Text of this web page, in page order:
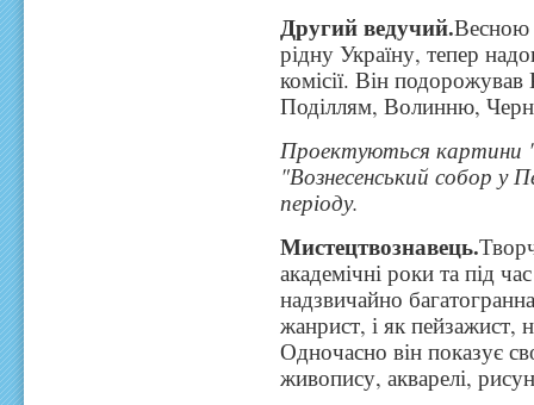
Другий ведучий.Весною
рідну Україну, тепер
комісії. Він
Поділлям, Волинню,
Проектуються картини
"Вознесенський собор у
періоду.
Мистецтвознавець.
академічні роки та під
надзвичайно
жанрист, і як пейзажист,
Одночасно він показує
живопису, акварелі,